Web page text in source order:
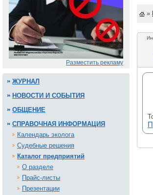
Разместить рекламу
ЖУРНАЛ
НОВОСТИ И СОБЫТИЯ
ОБЩЕНИЕ
СПРАВОЧНАЯ ИНФОРМАЦИЯ
Календарь эколога
Судебные решения
Каталог предприятий
О разделе
Прайс-листы
Презентации
»